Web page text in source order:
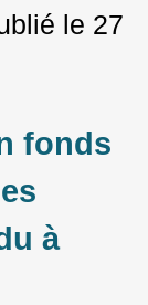
le 27
fonds
à